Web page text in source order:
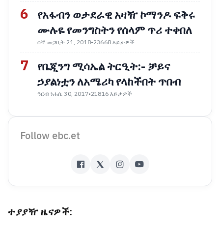
6
የአፋብን ወታደራዊ አዛዥ ኮማንዶ ፍቅሩ
ሙሉዬ የመንግስትን የሰላም ጥሪ ተቀበለ
ሰኞ መጋቢት 21, 2018•23668 እይታዎች
7
የቤጂንግ ሚሳኤል ትርዒት:- ቻይና
ኃያልነቷን ለአሜሪካ የላከችበት ጥበብ
ዓርብ ነሐሴ 30, 2017•21816 እይታዎች
Follow ebc.et
ተያያዥ ዜናዎች: